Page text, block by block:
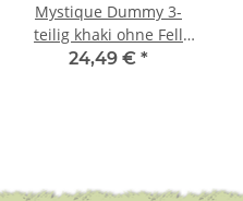
Mystique Dummy 3-
teilig khaki ohne Fell
4,0kg
24,49 € *